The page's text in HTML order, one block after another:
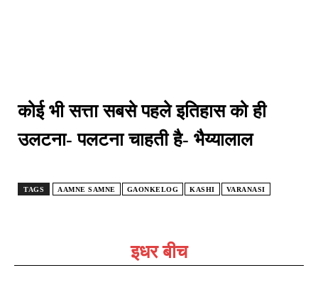
इधर बीच
कोई भी सत्ता सबसे पहले इतिहास को ही
उलटना- पलटना चाहती है- भैय्यालाल
TAGS AAMNE SAMNE GAONKELOG KASHI VARANASI